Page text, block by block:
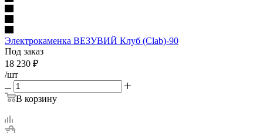
Электрокаменка ВЕЗУВИЙ Клуб (Clab)-90
Под заказ
18 230 ₽
/шт
В корзину